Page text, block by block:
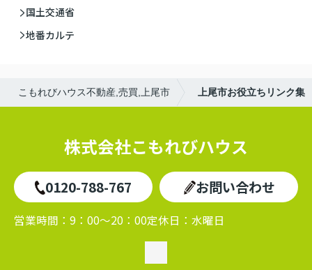
国土交通省
地番カルテ
こもれびハウス不動産,売買,上尾市 上尾市お役立ちリンク集
株式会社こもれびハウス
0120-788-767 お問い合わせ
営業時間： 9：00～20：00定休日： 水曜日